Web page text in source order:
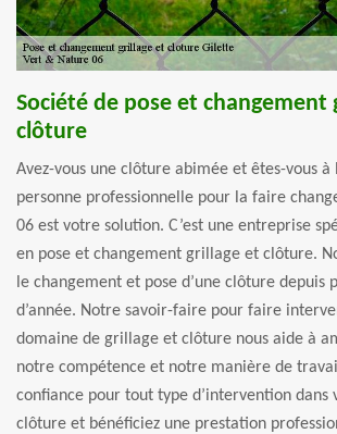
Société de pose et changement
clôture
Avez-vous une clôture abimée et êtes-vous à
personne professionnelle pour la faire
06 est votre solution. C’est une entreprise
en pose et changement grillage et clôture.
le changement et pose d’une clôture depuis
d’année. Notre savoir-faire pour faire
domaine de grillage et clôture nous aide à
notre compétence et notre manière de
confiance pour tout type d’intervention
clôture et bénéficiez une prestation